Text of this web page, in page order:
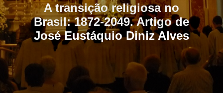
A transição religiosa no
Brasil: 1872-2049. Artigo de
José Eustáquio Diniz Alves